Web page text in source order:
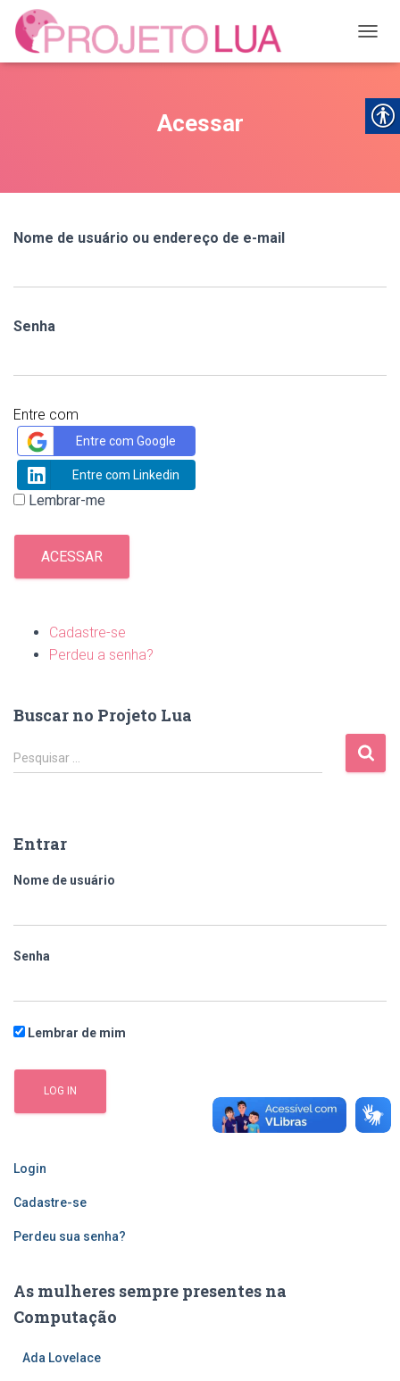
Acessar
Nome de usuário ou endereço de e-mail
Senha
Entre com
Entre com Google
Entre com Linkedin
Lembrar-me
ACESSAR
Cadastre-se
Perdeu a senha?
Buscar no Projeto Lua
P
e
i
a
p
Pesquisar …
Entrar
Nome de usuário
Senha
Lembrar de mim
Login
Cadastre-se
Perdeu sua senha?
As mulheres sempre presentes na
Computação
Ada Lovelace